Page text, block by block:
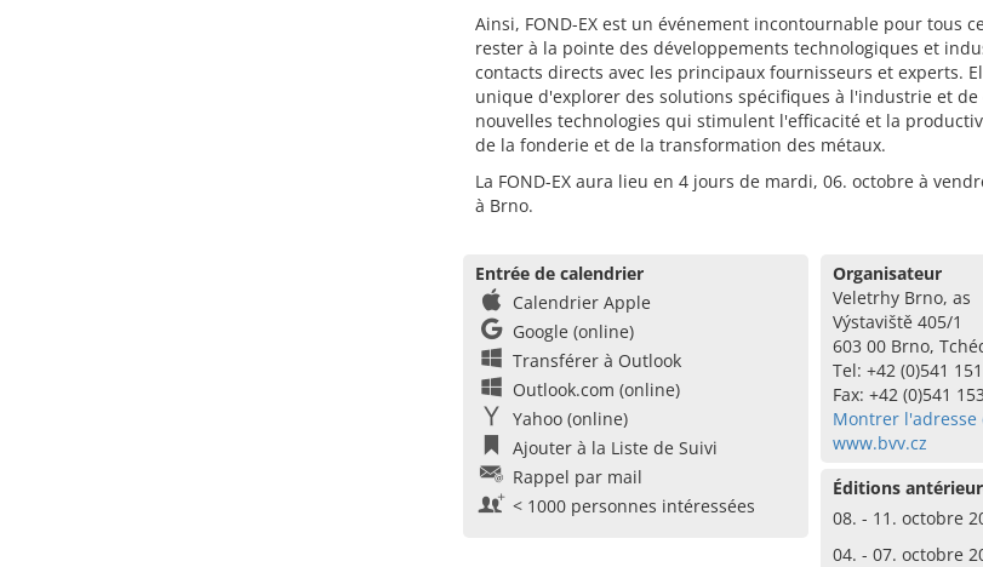
Ainsi, FOND-EX est un événement incontournable pour tous
rester à la pointe des développements technologiques et
contacts directs avec les principaux fournisseurs et experts.
unique d'explorer des solutions spécifiques à l'industrie et
nouvelles technologies qui stimulent l'efficacité et la
de la fonderie et de la transformation des métaux.
La FOND-EX aura lieu en 4 jours de mardi, 06. octobre à
à Brno.
Entrée de calendrier
Calendrier Apple
Google (online)
Transférer à Outlook
Outlook.com (online)
Yahoo (online)
Ajouter à la Liste de Suivi
Rappel par mail
< 1000 personnes intéressées
Organisateur
Veletrhy Brno, as
Výstaviště 405/1
603 00 Brno,
Tel: +42 (0)541
Fax: +42 (0)541
Montrer l'adresse
www.bvv.cz
Éditions
08. - 11. octobre
04. - 07. octobre